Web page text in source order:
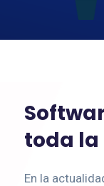
toda la
En la